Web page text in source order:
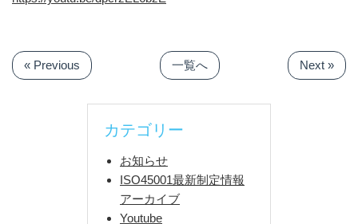
« Previous 一覧へ Next »
カテゴリー
お知らせ
ISO45001最新制定情報
アーカイブ
Youtube